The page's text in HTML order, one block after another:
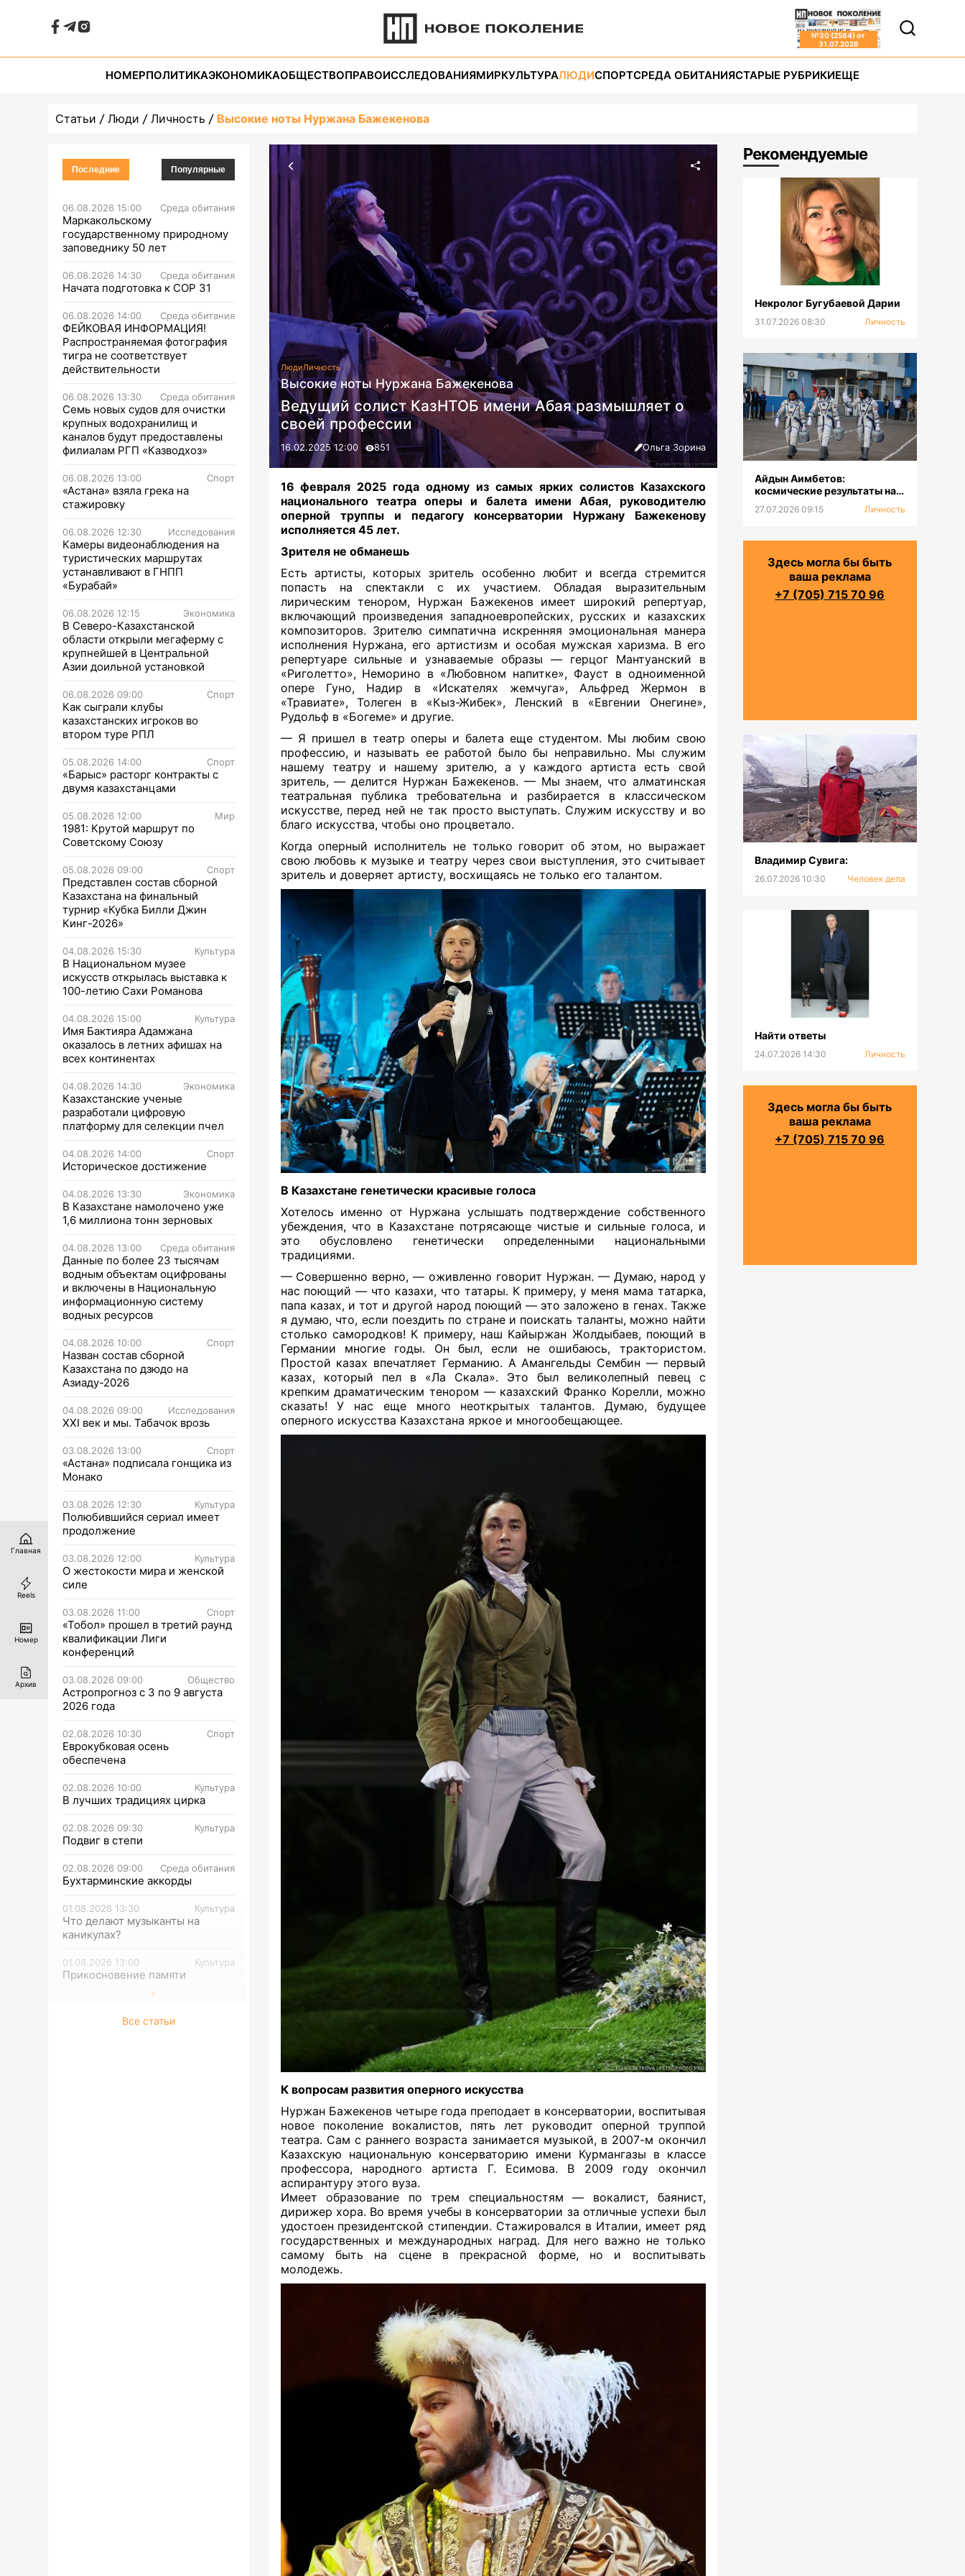
№30 (2584) от
31.07.2026
НОМЕРПОЛИТИКАЭКОНОМИКАОБЩЕСТВОПРАВОИССЛЕДОВАНИЯМИРКУЛЬТУРАЛЮДИСПОРТСРЕДА ОБИТАНИЯСТАРЫЕ РУБРИКИЕЩЕ
Статьи Люди Личность Высокие ноты Нуржана Бажекенова
Последние Популярные
06.08.2026 15:00 Среда обитания
Маркакольскому
государственному природному
заповеднику 50 лет
06.08.2026 14:30 Среда обитания
Начата подготовка к СОР 31
06.08.2026 14:00 Среда обитания
ФЕЙКОВАЯ ИНФОРМАЦИЯ!
Распространяемая фотография
тигра не соответствует
действительности
06.08.2026 13:30 Среда обитания
Семь новых судов для очистки
крупных водохранилищ и
каналов будут предоставлены
филиалам РГП «Казводхоз»
06.08.2026 13:00 Спорт
«Астана» взяла грека на
стажировку
06.08.2026 12:30 Исследования
Камеры видеонаблюдения на
туристических маршрутах
устанавливают в ГНПП
«Бурабай»
06.08.2026 12:15 Экономика
В Северо-Казахстанской
области открыли мегаферму с
крупнейшей в Центральной
Азии доильной установкой
06.08.2026 09:00 Спорт
Как сыграли клубы
казахстанских игроков во
втором туре РПЛ
05.08.2026 14:00 Спорт
«Барыс» расторг контракты с
двумя казахстанцами
05.08.2026 12:00 Мир
1981: Крутой маршрут по
Советскому Союзу
05.08.2026 09:00 Спорт
Представлен состав сборной
Казахстана на финальный
турнир «Кубка Билли Джин
Кинг-2026»
04.08.2026 15:30 Культура
В Национальном музее
искусств открылась выставка к
100-летию Сахи Романова
04.08.2026 15:00 Культура
Имя Бактияра Адамжана
оказалось в летних афишах на
всех континентах
04.08.2026 14:30 Экономика
Казахстанские ученые
разработали цифровую
платформу для селекции пчел
04.08.2026 14:00 Спорт
Историческое достижение
04.08.2026 13:30 Экономика
В Казахстане намолочено уже
1,6 миллиона тонн зерновых
04.08.2026 13:00 Среда обитания
Данные по более 23 тысячам
водным объектам оцифрованы
и включены в Национальную
информационную систему
водных ресурсов
04.08.2026 10:00 Спорт
Назван состав сборной
Казахстана по дзюдо на
Азиаду-2026
04.08.2026 09:00 Исследования
XXI век и мы. Табачок врозь
03.08.2026 13:00 Спорт
«Астана» подписала гонщика из
Монако
03.08.2026 12:30 Культура
Полюбившийся сериал имеет
продолжение
03.08.2026 12:00 Культура
О жестокости мира и женской
силе
03.08.2026 11:00 Спорт
«Тобол» прошел в третий раунд
квалификации Лиги
конференций
03.08.2026 09:00 Общество
Астропрогноз с 3 по 9 августа
2026 года
02.08.2026 10:30 Спорт
Еврокубковая осень
обеспечена
02.08.2026 10:00 Культура
В лучших традициях цирка
02.08.2026 09:30 Культура
Подвиг в степи
02.08.2026 09:00 Среда обитания
Бухтарминские аккорды
01.08.2026 13:30 Культура
Что делают музыканты на
каникулах?
01.08.2026 13:00 Культура
Прикосновение памяти
Все статьи
ЛюдиЛичность
Высокие ноты Нуржана Бажекенова
Ведущий солист КазНТОБ имени Абая размышляет о
своей профессии
16.02.2025 12:00 851 Ольга Зорина
16 февраля 2025 года одному из самых ярких солистов Казахского
национального театра оперы и балета имени Абая, руководителю
оперной труппы и педагогу консерватории Нуржану Бажекенову
исполняется 45 лет.
Зрителя не обманешь
Есть артисты, которых зритель особенно любит и всегда стремится
попасть на спектакли с их участием. Обладая выразительным
лирическим тенором, Нуржан Бажекенов имеет широкий репертуар,
включающий произведения западноевропейских, русских и казахских
композиторов. Зрителю симпатична искренняя эмоциональная манера
исполнения Нуржана, его артистизм и особая мужская харизма. В его
репертуаре сильные и узнаваемые образы — герцог Мантуанский в
«Риголетто», Неморино в «Любовном напитке», Фауст в одноименной
опере Гуно, Надир в «Искателях жемчуга», Альфред Жермон в
«Травиате», Толеген в «Кыз-Жибек», Ленский в «Евгении Онегине»,
Рудольф в «Богеме» и другие.
— Я пришел в театр оперы и балета еще студентом. Мы любим свою
профессию, и называть ее работой было бы неправильно. Мы служим
нашему театру и нашему зрителю, а у каждого артиста есть свой
зритель, — делится Нуржан Бажекенов. — Мы знаем, что алматинская
театральная публика требовательна и разбирается в классическом
искусстве, перед ней не так просто выступать. Служим искусству и во
благо искусства, чтобы оно процветало.
Когда оперный исполнитель не только говорит об этом, но выражает
свою любовь к музыке и театру через свои выступления, это считывает
зритель и доверяет артисту, восхищаясь не только его талантом.
В Казахстане генетически красивые голоса
Хотелось именно от Нуржана услышать подтверждение собственного
убеждения, что в Казахстане потрясающе чистые и сильные голоса, и
это обусловлено генетически определенными национальными
традициями.
— Совершенно верно, — оживленно говорит Нуржан. — Думаю, народ у
нас поющий — что казахи, что татары. К примеру, у меня мама татарка,
папа казах, и тот и другой народ поющий — это заложено в генах. Также
я думаю, что, если поездить по стране и поискать таланты, можно найти
столько самородков! К примеру, наш Кайыржан Жолдыбаев, поющий в
Германии многие годы. Он был, если не ошибаюсь, трактористом.
Простой казах впечатляет Германию. А Амангельды Сембин — первый
казах, который пел в «Ла Скала». Это был великолепный певец с
крепким драматическим тенором — казахский Франко Корелли, можно
сказать! У нас еще много неоткрытых талантов. Думаю, будущее
оперного искусства Казахстана яркое и многообещающее.
К вопросам развития оперного искусства
Нуржан Бажекенов четыре года преподает в консерватории, воспитывая
новое поколение вокалистов, пять лет руководит оперной труппой
театра. Сам с раннего возраста занимается музыкой, в 2007-м окончил
Казахскую национальную консерваторию имени Курмангазы в классе
профессора, народного артиста Г. Есимова. В 2009 году окончил
аспирантуру этого вуза.
Имеет образование по трем специальностям — вокалист, баянист,
дирижер хора. Во время учебы в консерватории за отличные успехи был
удостоен президентской стипендии. Стажировался в Италии, имеет ряд
государственных и международных наград. Для него важно не только
самому быть на сцене в прекрасной форме, но и воспитывать
молодежь.
Рекомендуемые
Некролог Бугубаевой Дарии
31.07.2026 08:30 Личность
Айдын Аимбетов:
космические результаты на
27.07.2026 09:15 Личность
Здесь могла бы быть
ваша реклама
+7 (705) 715 70 96
Владимир Сувига:
26.07.2026 10:30 Человек дела
Найти ответы
24.07.2026 14:30 Личность
Здесь могла бы быть
ваша реклама
+7 (705) 715 70 96
Главная
Reels
Номер
Архив